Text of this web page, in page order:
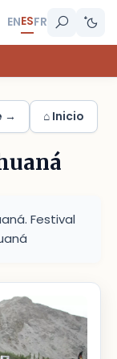
ENESFR
→ ⌂ Inicio
Festival